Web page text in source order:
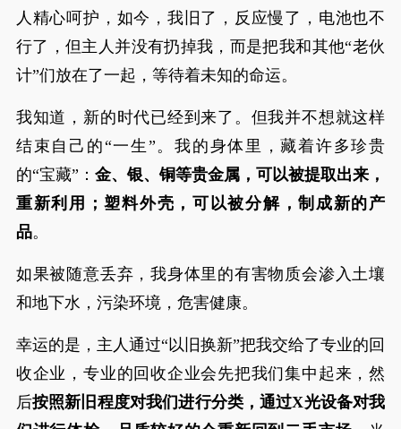
人精心呵护，如今，我旧了，反应慢了，电池也不
行了，但主人并没有扔掉我，而是把我和其他“老伙
计”们放在了一起，等待着未知的命运。
我知道，新的时代已经到来了。但我并不想就这样
结束自己的“一生”。我的身体里，藏着许多珍贵
的“宝藏”： 金、银、铜等贵金属，可以被提取出来，
重新利用；塑料外壳，可以被分解，制成新的产
品。
如果被随意丢弃，我身体里的有害物质会渗入土壤
和地下水，污染环境，危害健康。
幸运的是，主人通过“以旧换新”把我交给了专业的回
收企业，专业的回收企业会先把我们集中起来，然
后按照新旧程度对我们进行分类，通过X光设备对我